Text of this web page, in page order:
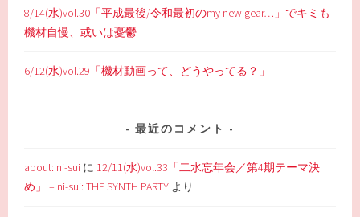
8/14(水)vol.30「平成最後/令和最初のmy new gear…」でキミも
機材自慢、或いは憂鬱
6/12(水)vol.29「機材動画って、どうやってる？」
最近のコメント
about: ni-sui に 12/11(水)vol.33「二水忘年会／第4期テーマ決
め」 – ni-sui: THE SYNTH PARTY より